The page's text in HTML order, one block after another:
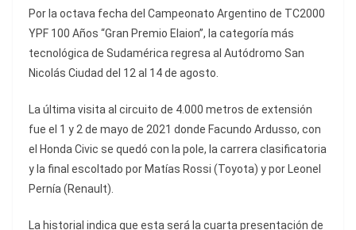
Por la octava fecha del Campeonato Argentino de TC2000
YPF 100 Años “Gran Premio Elaion”, la categoría más
tecnológica de Sudamérica regresa al Autódromo San
Nicolás Ciudad del 12 al 14 de agosto.
La última visita al circuito de 4.000 metros de extensión
fue el 1 y 2 de mayo de 2021 donde Facundo Ardusso, con
el Honda Civic se quedó con la pole, la carrera clasificatoria
y la final escoltado por Matías Rossi (Toyota) y por Leonel
Pernía (Renault).
La historial indica que esta será la cuarta presentación de